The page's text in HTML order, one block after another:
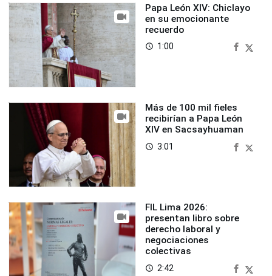
Papa León XIV: Chiclayo
en su emocionante
recuerdo
access_time 1:00
Más de 100 mil fieles
recibirían a Papa León
XIV en Sacsayhuaman
access_time 3:01
FIL Lima 2026:
presentan libro sobre
derecho laboral y
negociaciones
colectivas
access_time 2:42